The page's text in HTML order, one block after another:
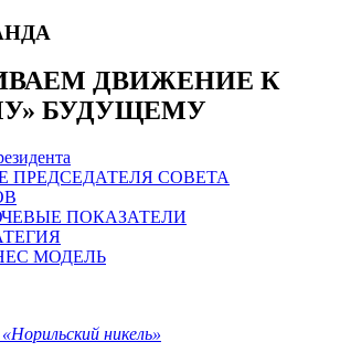
ДВИЖЕНИЕ К
БУДУЩЕМУ
ПРЕДСЕДАТЕЛЯ СОВЕТА
ПОКАЗАТЕЛИ
МОДЕЛЬ
никель»